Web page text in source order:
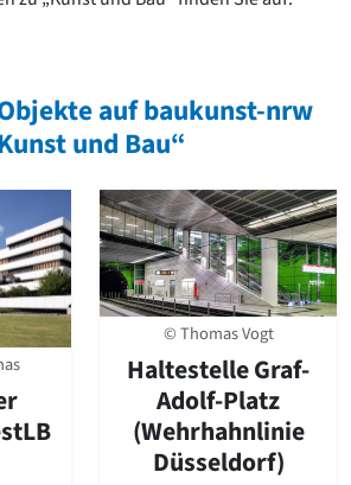
auf baukunst-nrw
und Bau“
© Thomas Vogt
Haltestelle Graf-
Adolf-Platz
(Wehrhahnlinie
Düsseldorf)